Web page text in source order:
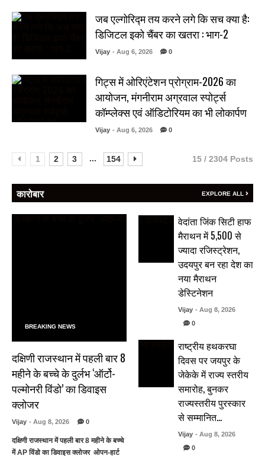
जब एल्गोरिद्म तय करने लगे कि सच क्या है:
डिजिटल इको चैंबर का खतरा : भाग-2
Vijay - Aug 6, 2026 0
गिट्स में ओरिएंटेशन प्रोग्राम-2026 का
आयोजन, मंगनीराम अग्रवाल स्पोर्ट्स
कॉम्प्लेक्स एवं ऑडिटोरियम का भी लोकार्पण
Vijay - Aug 6, 2026 0
1 2 3 ... 154 15 / 2304 Posts
कारोबार EXPLORE ALL
BREAKING NEWS
दक्षिणी राजस्थान में पहली बार 8
महीने के बच्चे के दुर्लभ ‘ऑर्टो-
पल्मोनरी विंडो’ का डिवाइस
क्लोजर
Vijay - Aug 8, 2026 0
दक्षिणी राजस्थान में पहली बार 8 महीने के बच्चे
में AP विंडो का डिवाइस क्लोजर ओपन-हार्ट
वेदांता जिंक सिटी हाफ
मैराथन में 5,500 से
ज्यादा रजिस्ट्रेशन,
उदयपुर बन रहा देश का
नया मैराथन
डेस्टिनेशन
Vijay - Aug 8, 2026
0
राष्ट्रीय हथकरघा
दिवस पर जयपुर के
जेकेके में राज्य स्तरीय
समारोह, बुनकर
राज्यस्तरीय पुरस्कार
से सम्मानित…
Vijay - Aug 8, 2026
0